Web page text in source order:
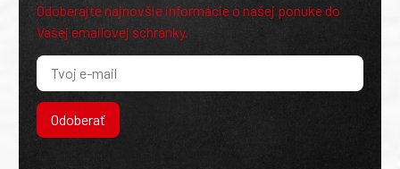
Odoberajte najnovšie informácie o našej ponuke do
Vašej emailovej schránky.
Odoberať